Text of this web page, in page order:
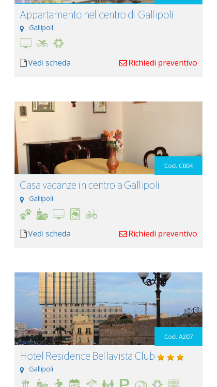
Appartamento nel centro di Gallipoli
Gallipoli
Vedi scheda Richiedi preventivo
Cod. C004
Casa vacanze in centro a Gallipoli
Gallipoli
Vedi scheda Richiedi preventivo
Cod. A207
Hotel Residence Bellavista Club
Gallipoli